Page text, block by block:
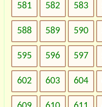
581 582 583
588 589 590
595 596 597
602 603 604